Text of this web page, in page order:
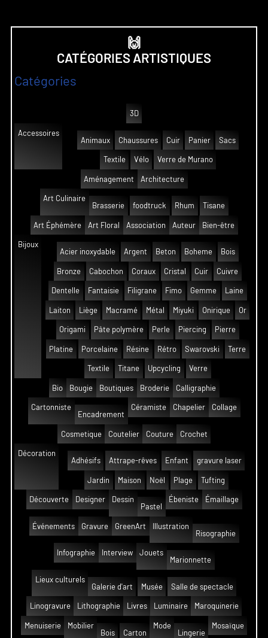
🙌
CATÉGORIES ARTISTIQUES
Catégories
3D
Accessoires
Animaux
Chaussures Cuir Panier Sacs
Textile Vélo Verre de Murano
Aménagement Architecture
Art Culinaire
Brasserie
foodtruck Rhum Tisane
Art Éphémère Art Floral Association Auteur Bien-être
Bijoux
Acier inoxydable
Argent Beton Boheme Bois
Bronze Cabochon Coraux Cristal Cuir Cuivre
Dentelle Fantaisie Filigrane Fimo Gemme Laine
Laiton Liège Macramé Métal Miyuki Onirique Or
Origami Pâte polymère Perle Piercing Pierre
Platine Porcelaine Résine Rétro Swarovski Terre
Textile Titane Upcycling Verre
Bio Bougie Boutiques Broderie Calligraphie
Cartonniste
Encadrement
Céramiste Chapelier Collage
Cosmetique Coutelier Couture Crochet
Décoration
Adhésifs
Attrape-rêves Enfant gravure laser
Jardin Maison Noël Plage Tufting
Découverte Designer
Dessin
Pastel
Ébeniste Émaillage
Événements Gravure GreenArt
Illustration
Risographie
Infographie Interview
Jouets
Marionnette
Lieux culturels
Galerie d'art
Musée Salle de spectacle
Linogravure Lithographie Livres Luminaire Maroquinerie
Menuiserie
Mobilier
Bois
Carton
Mode
Lingerie
Mosaïque